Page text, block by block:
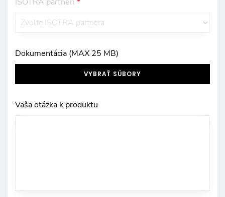
Dokumentácia (MAX 25 MB)
VYBRAŤ SÚBORY
Vaša otázka k produktu